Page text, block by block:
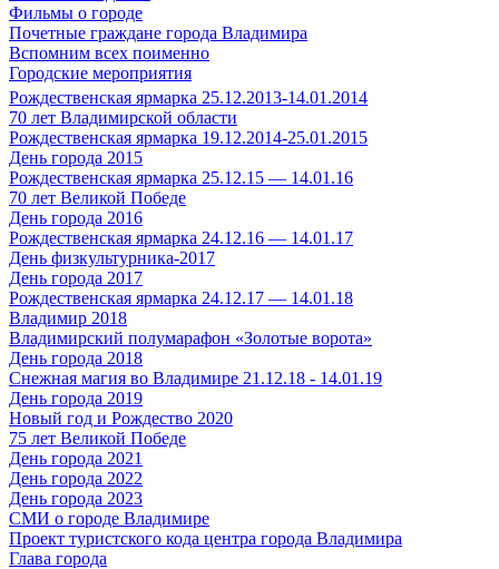
Фильмы о городе
Почетные граждане города Владимира
Вспомним всех поименно
Городские мероприятия
Рождественская ярмарка 25.12.2013-14.01.2014
70 лет Владимирской области
Рождественская ярмарка 19.12.2014-25.01.2015
День города 2015
Рождественская ярмарка 25.12.15 — 14.01.16
70 лет Великой Победе
День города 2016
Рождественская ярмарка 24.12.16 — 14.01.17
День физкультурника-2017
День города 2017
Рождественская ярмарка 24.12.17 — 14.01.18
Владимир 2018
Владимирский полумарафон «Золотые ворота»
День города 2018
Снежная магия во Владимире 21.12.18 - 14.01.19
День города 2019
Новый год и Рождество 2020
75 лет Великой Победе
День города 2021
День города 2022
День города 2023
СМИ о городе Владимире
Проект туристского кода центра города Владимира
Глава города